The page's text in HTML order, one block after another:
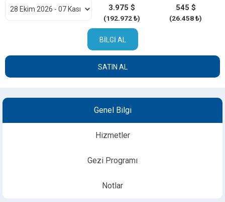
3.975 $
(192.972 ₺)
545 $
(26.458 ₺)
BILGI AL
SATIN AL
Genel Bilgi
Hizmetler
Gezi Programı
Notlar